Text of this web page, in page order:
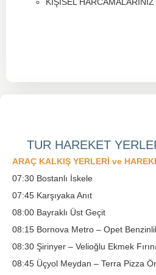
TUR HAREKET
ARAÇ KALKIŞ YERLERİ ve
07:30 Bostanlı İskele
07:45 Karşıyaka Anıt
08:00 Bayraklı Üst Geçit
08:15 Bornova Metro – Opet
08:30 Şirinyer – Velioğlu Ekmek
08:45 Üçyol Meydan – Terra Pizza